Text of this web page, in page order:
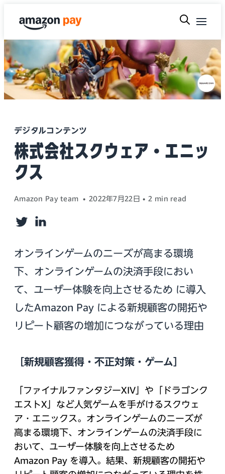
デジタルコンテンツ
株式会社スクウェア・エニッ
クス
Amazon Pay team 2022年7月22日 2 min read
Twitter
オンラインゲームのニーズが高まる環境
下、オンラインゲームの決済手段におい
て、ユーザー体験を向上させるため に導入
したAmazon Pay による新規顧客の開拓や
リピート顧客の増加につながっている理由
［新規顧客獲得・不正対策・ゲーム］
「ファイナルファンタジーXIV」や「ドラゴンク
エストX」など人気ゲームを手がけるスクウェ
ア・エニックス。オンラインゲームのニーズが
高まる環境下、オンラインゲームの決済手段に
おいて、ユーザー体験を向上させるため
Amazon Pay を導入。結果、新規顧客の開拓や